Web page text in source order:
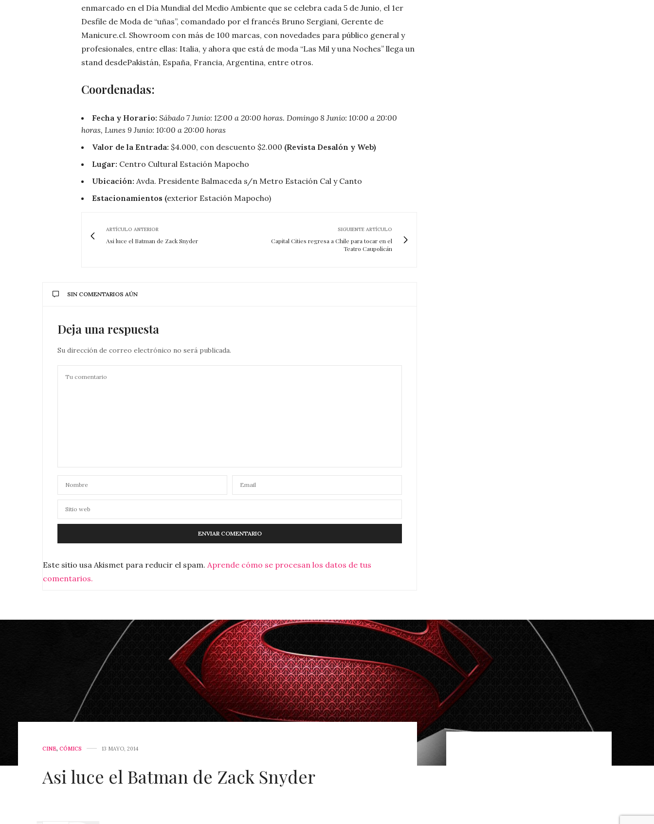
enmarcado en el Día Mundial del Medio Ambiente que se celebra cada 5 de Junio, el 1er
Desfile de Moda de “uñas”, comandado por el francés Bruno Sergiani, Gerente de
Manicure.cl. Showroom con más de 100 marcas, con novedades para público general y
profesionales, entre ellas: Italia, y ahora que está de moda “Las Mil y una Noches” llega un
stand desdePakistán, España, Francia, Argentina, entre otros.
Coordenadas:
Fecha y Horario: Sábado 7 Junio: 12:00 a 20:00 horas. Domingo 8 Junio: 10:00 a 20:00
horas, Lunes 9 Junio: 10:00 a 20:00 horas
Valor de la Entrada: $4.000, con descuento $2.000 (Revista Desalón y Web)
Lugar: Centro Cultural Estación Mapocho
Ubicación: Avda. Presidente Balmaceda s/n Metro Estación Cal y Canto
Estacionamientos (exterior Estación Mapocho)
ARTÍCULO ANTERIOR
Asi luce el Batman de Zack Snyder
SIGUIENTE ARTÍCULO
Capital Cities regresa a Chile para tocar en el
Teatro Caupolicán
SIN COMENTARIOS AÚN
Deja una respuesta
Su dirección de correo electrónico no será publicada.
Este sitio usa Akismet para reducir el spam. Aprende cómo se procesan los datos de tus
comentarios.
CINE, CÓMICS 13 MAYO, 2014
Asi luce el Batman de Zack Snyder